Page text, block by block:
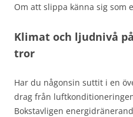
Om att slippa känna sig som
Klimat och ljudnivå
tror
Har du någonsin suttit i en
drag från
Bokstavligen